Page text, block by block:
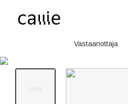
Vastaanottaja